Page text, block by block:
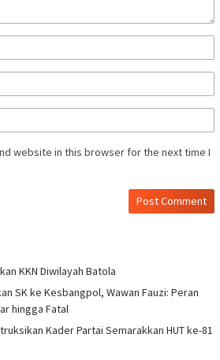
website in this browser for the next time I
KKN Diwilayah Batola
SK ke Kesbangpol, Wawan Fauzi: Peran
hingga Fatal
Kader Partai Semarakkan HUT ke-81